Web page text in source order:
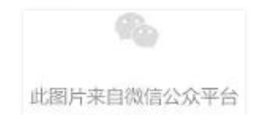
（EMR）、内镜下黏膜下剥离术（ESD）、内镜下胃
壁全层切开剥离术（EFR）、经口内镜下肌切开术
入治疗手术、内镜下胃石碎石术、内镜下经皮胃造瘘
术、消化道异物取出术、肠道梗阻支架置入术。是全